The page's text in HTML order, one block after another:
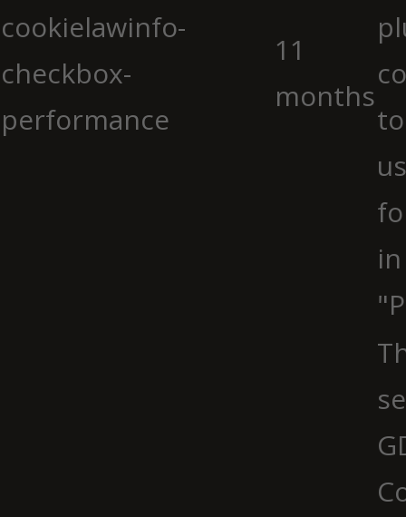
cookielawinfo-
checkbox-
performance
11
months